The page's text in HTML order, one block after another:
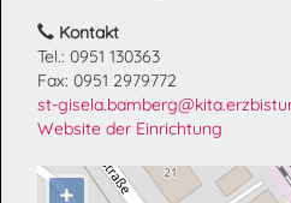
Kontakt
Tel.: 0951 130363
Fax: 0951 2979772
st-
Website der Einrichtung
+